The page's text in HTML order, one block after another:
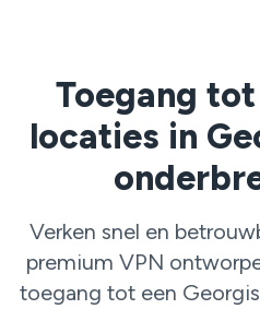
Toegang
locaties in
Verken snel en
premium VPN
toegang tot een